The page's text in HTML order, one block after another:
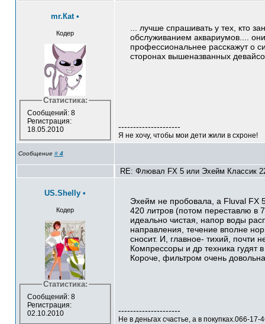
mr.Кat •
Кодер
Статистика:
Сообщений: 8
Регистрация:
18.05.2010
... лучше спрашивать у тех, кто
обслуживанием аквариумов....
профессиональнее расскажут о
сторонах вышеназванных
---------------------
Я не хочу, чтобы мои дети жили в схроне!
Сообщение # 4
RE: Флювал FX 5 или Эхейм Классик
US.Shelly •
Кодер
Статистика:
Сообщений: 8
Регистрация:
02.10.2010
Эхейм не пробовала, а Fluval FX
420 литров (потом переставлю в
идеально чистая, напор воды
направления, течение вполне
сносит. И, главное- тихий, почти
Компрессоры и др техника гудят
Короче, фильтром очень
---------------------
Не в деньгах счастье, а в покупках.066-